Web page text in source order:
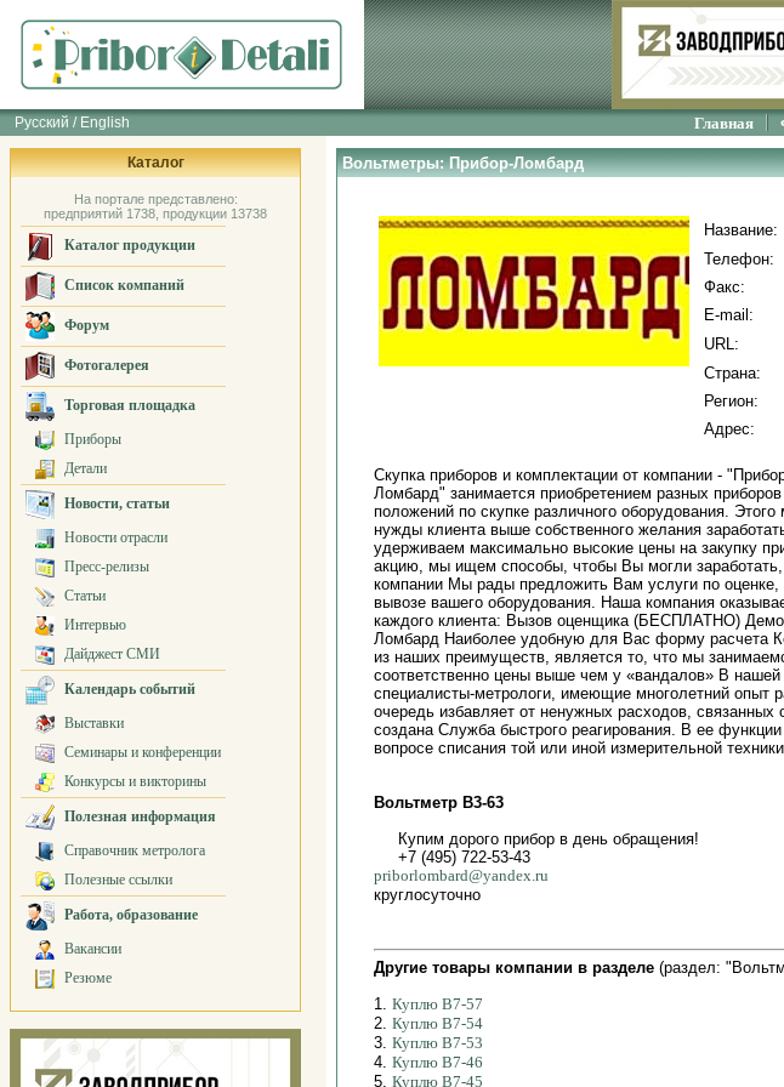
Русский / English Главная
Каталог
На портале представлено:
предприятий 1738, продукции 13738
Каталог продукции
Список компаний
Форум
Фотогалерея
Торговая площадка
Приборы
Детали
Новости, статьи
Новости отрасли
Пресс-релизы
Статьи
Интервью
Дайджест СМИ
Календарь событий
Выставки
Семинары и конференции
Конкурсы и викторины
Полезная информация
Справочник метролога
Полезные ссылки
Работа, образование
Вакансии
Резюме
Вольтметры: Прибор-Ломбард
Название:
Телефон:
Факс:
E-mail:
URL:
Страна:
Регион:
Адрес:
Скупка приборов и комплектации от компании -
Ломбард" занимается приобретением разных
положений по скупке различного оборудования.
нужды клиента выше собственного желания
удерживаем максимально высокие цены на закупку
акцию, мы ищем способы, чтобы Вы могли
компании Мы рады предложить Вам услуги по
вывозе вашего оборудования. Наша компания
каждого клиента: Вызов оценщика (БЕСПЛАТНО)
Ломбард Наиболее удобную для Вас форму расчета
из наших преимуществ, является то, что мы
соответственно цены выше чем у «вандалов» В
специалисты-метрологи, имеющие многолетний опыт
очередь избавляет от ненужных расходов,
создана Служба быстрого реагирования. В ее
вопросе списания той или иной измерительной
Вольтметр В3-63
Купим дорого прибор в день обращения!
+7 (495) 722-53-43
priborlombard@yandex.ru
круглосуточно
Другие товары компании в разделе (раздел:
1. Куплю В7-57
2. Куплю В7-54
3. Куплю В7-53
4. Куплю В7-46
5. Куплю В7-45